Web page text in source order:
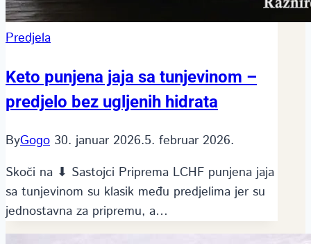
Predjela
Keto punjena jaja sa tunjevinom –
predjelo bez ugljenih hidrata
ByGogo 30. januar 2026.5. februar 2026.
Skoči na ⬇ Sastojci Priprema LCHF punjena jaja
sa tunjevinom su klasik među predjelima jer su
jednostavna za pripremu, a…